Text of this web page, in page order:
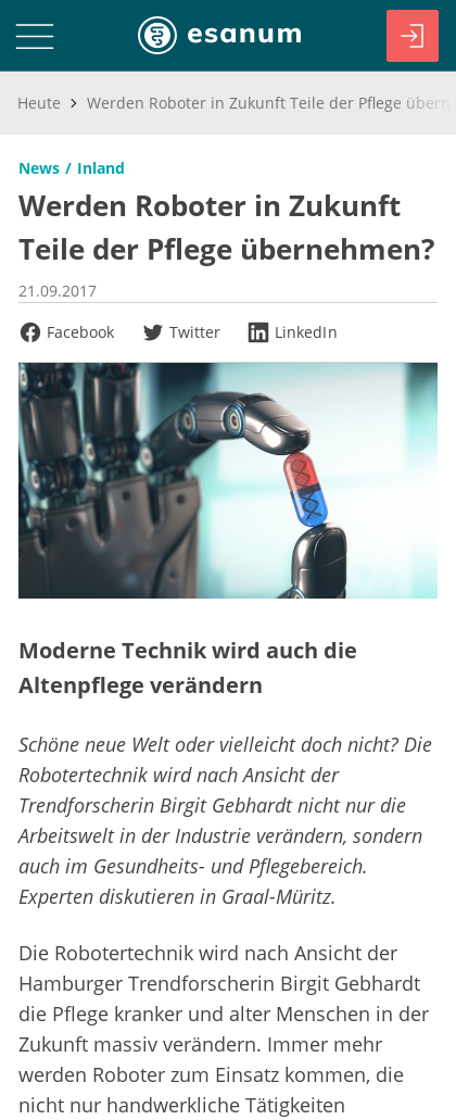
Heute
News Inland
Werden Roboter in Zukunft
Teile der Pflege übernehmen?
21.09.2017
Facebook
Twitter LinkedIn
Moderne Technik wird auch die
Altenpflege verändern
Schöne neue Welt oder vielleicht doch nicht? Die
Robotertechnik wird nach Ansicht der
Trendforscherin Birgit Gebhardt nicht nur die
Arbeitswelt in der Industrie verändern, sondern
auch im Gesundheits- und Pflegebereich.
Experten diskutieren in Graal-Müritz.
Die Robotertechnik wird nach Ansicht der
Hamburger Trendforscherin Birgit Gebhardt
die Pflege kranker und alter Menschen in der
Zukunft massiv verändern. Immer mehr
werden Roboter zum Einsatz kommen, die
nicht nur handwerkliche Tätigkeiten